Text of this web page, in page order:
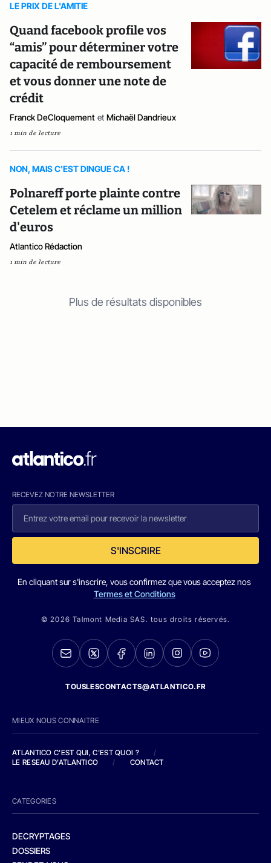
LE PRIX DE L'AMITIE
Quand facebook profile vos
“amis” pour déterminer votre
capacité de remboursement
et vous donner une note de
crédit
Franck DeCloquement et Michaël Dandrieux
1 min de lecture
NON, MAIS C'EST DINGUE CA !
Polnareff porte plainte contre
Cetelem et réclame un million
d'euros
Atlantico Rédaction
1 min de lecture
Plus de résultats disponibles
RECEVEZ NOTRE NEWSLETTER
S'INSCRIRE
En cliquant sur s'inscrire, vous confirmez que vous acceptez nos
Termes et Conditions
© 2026 Talmont Media SAS. tous droits réservés.
TOUSLESCONTACTS@ATLANTICO.FR
MIEUX NOUS CONNAITRE
ATLANTICO C'EST QUI, C'EST QUOI ?
/
LE RESEAU D'ATLANTICO
/ CONTACT
CATEGORIES
DECRYPTAGES
DOSSIERS